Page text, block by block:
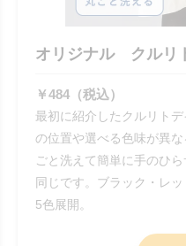
オリジナル クルリ
￥484（税込）
最初に紹介したクルリト
の位置や選べる色味が異
ごと洗えて簡単に手のひ
同じです。ブラック・レ
5色展開。